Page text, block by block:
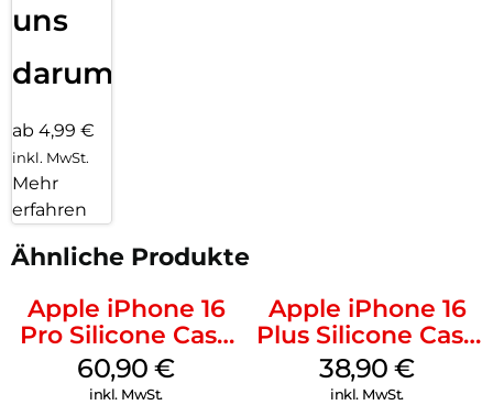
uns
darum!
ab 4,99 €
inkl. MwSt.
Mehr
erfahren
Ähnliche Produkte
Apple iPhone 16
Pro Silicone Case
MagSafe Stone
Gray
60,90€
inkl. MwSt.
Apple iPhone 16
Plus Silicone Case
MagSafe Denim
38,90€
inkl. MwSt.